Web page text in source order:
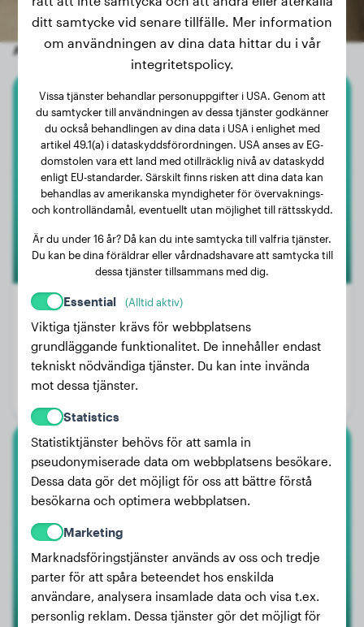
Andra slumpmässiga hundar
Golden Retriever
Joy
Vikt:
Inga data
Ålder:
2 år, 7 månader
Vit Herdehund
Sunny
1
ditt samtycke vid senare tillfälle. Mer information
om användningen av dina data hittar du i vår
integritetspolicy.
Vissa tjänster behandlar personuppgifter i USA. Genom att
du samtycker till användningen av dessa tjänster godkänner
du också behandlingen av dina data i USA i enlighet med
artikel 49.1(a) i dataskyddsförordningen. USA anses av EG-
domstolen vara ett land med otillräcklig nivå av dataskydd
enligt EU-standarder. Särskilt finns risken att dina data kan
behandlas av amerikanska myndigheter för övervaknings-
och kontrolländamål, eventuellt utan möjlighet till rättsskydd.
Är du under 16 år? Då kan du inte samtycka till valfria tjänster.
Du kan be dina föräldrar eller vårdnadshavare att samtycka till
dessa tjänster tillsammans med dig.
Essential (Alltid aktiv)
Viktiga tjänster krävs för webbplatsens
grundläggande funktionalitet. De innehåller endast
tekniskt nödvändiga tjänster. Du kan inte invända
mot dessa tjänster.
Statistics
Statistiktjänster behövs för att samla in
pseudonymiserade data om webbplatsens besökare.
Dessa data gör det möjligt för oss att bättre förstå
besökarna och optimera webbplatsen.
Marketing
Marknadsföringstjänster används av oss och tredje
parter för att spåra beteendet hos enskilda
användare, analysera insamlade data och visa t.ex.
personlig reklam. Dessa tjänster gör det möjligt för